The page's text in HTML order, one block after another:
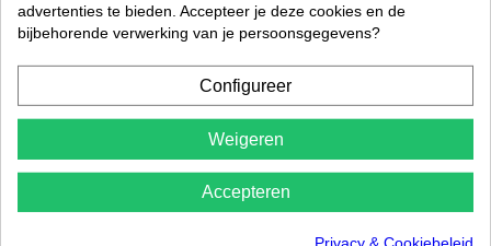
advertenties te bieden. Accepteer je deze cookies en de
bijbehorende verwerking van je persoonsgegevens?
Configureer
Weigeren
Accepteren